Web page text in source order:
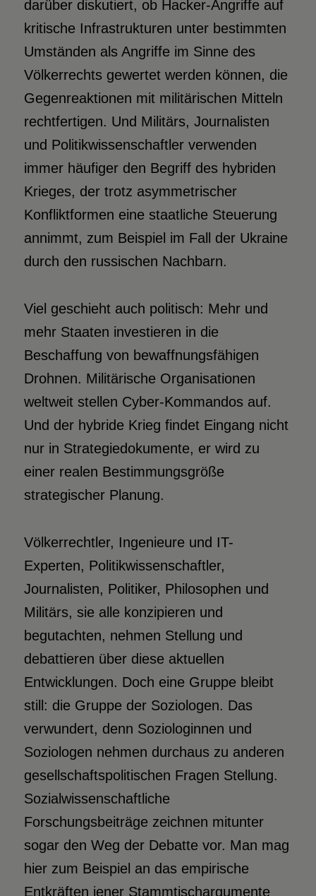
darüber diskutiert, ob Hacker-Angriffe auf
kritische Infrastrukturen unter bestimmten
Umständen als Angriffe im Sinne des
Völkerrechts gewertet werden können, die
Gegenreaktionen mit militärischen Mitteln
rechtfertigen. Und Militärs, Journalisten
und Politikwissenschaftler verwenden
immer häufiger den Begriff des hybriden
Krieges, der trotz asymmetrischer
Konfliktformen eine staatliche Steuerung
annimmt, zum Beispiel im Fall der Ukraine
durch den russischen Nachbarn.
Viel geschieht auch politisch: Mehr und
mehr Staaten investieren in die
Beschaffung von bewaffnungsfähigen
Drohnen. Militärische Organisationen
weltweit stellen Cyber-Kommandos auf.
Und der hybride Krieg findet Eingang nicht
nur in Strategiedokumente, er wird zu
einer realen Bestimmungsgröße
strategischer Planung.
Völkerrechtler, Ingenieure und IT-
Experten, Politikwissenschaftler,
Journalisten, Politiker, Philosophen und
Militärs, sie alle konzipieren und
begutachten, nehmen Stellung und
debattieren über diese aktuellen
Entwicklungen. Doch eine Gruppe bleibt
still: die Gruppe der Soziologen. Das
verwundert, denn Soziologinnen und
Soziologen nehmen durchaus zu anderen
gesellschaftspolitischen Fragen Stellung.
Sozialwissenschaftliche
Forschungsbeiträge zeichnen mitunter
sogar den Weg der Debatte vor. Man mag
hier zum Beispiel an das empirische
Entkräften jener Stammtischargumente